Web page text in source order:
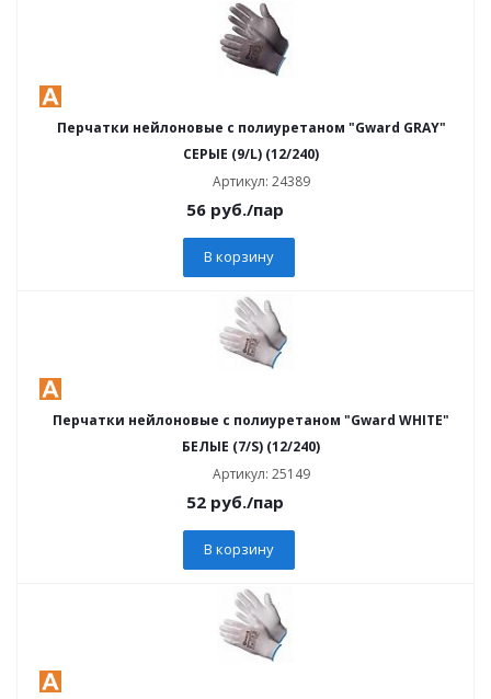
Перчатки нейлоновые с полиуретаном "Gward GRAY"
СЕРЫЕ (9/L) (12/240)
Артикул: 24389
56руб./пар
В корзину
Перчатки нейлоновые с полиуретаном "Gward WHITE"
БЕЛЫЕ (7/S) (12/240)
Артикул: 25149
52руб./пар
В корзину